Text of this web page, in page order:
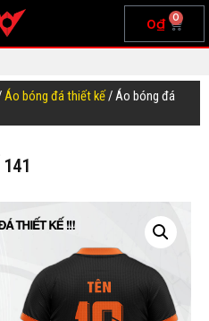
0₫ 0
Áo bóng đá thiết kế/ Áo bóng đá